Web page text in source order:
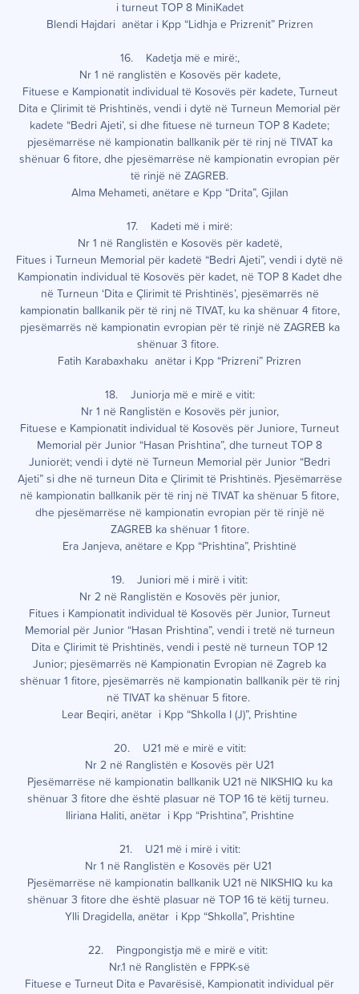
i turneut TOP 8 MiniKadet
Blendi Hajdari anëtar i Kpp “Lidhja e Prizrenit” Prizren
16. Kadetja më e mirë:,
Nr 1 në ranglistën e Kosovës për kadete,
Fituese e Kampionatit individual të Kosovës për kadete, Turneut
Dita e Çlirimit të Prishtinës, vendi i dytë në Turneun Memorial për
kadete “Bedri Ajeti’, si dhe fituese në turneun TOP 8 Kadete;
pjesëmarrëse në kampionatin ballkanik për të rinj në TIVAT ka
shënuar 6 fitore, dhe pjesëmarrëse në kampionatin evropian për
të rinjë në ZAGREB.
Alma Mehameti, anëtare e Kpp “Drita”, Gjilan
17. Kadeti më i mirë:
Nr 1 në Ranglistën e Kosovës për kadetë,
Fitues i Turneun Memorial për kadetë “Bedri Ajeti”, vendi i dytë në
Kampionatin individual të Kosovës për kadet, në TOP 8 Kadet dhe
në Turneun ‘Dita e Çlirimit të Prishtinës’, pjesëmarrës në
kampionatin ballkanik për të rinj në TIVAT, ku ka shënuar 4 fitore,
pjesëmarrës në kampionatin evropian për të rinjë në ZAGREB ka
shënuar 3 fitore.
Fatih Karabaxhaku anëtar i Kpp “Prizreni” Prizren
18. Juniorja më e mirë e vitit:
Nr 1 në Ranglistën e Kosovës për junior,
Fituese e Kampionatit individual të Kosovës për Juniore, Turneut
Memorial për Junior “Hasan Prishtina”, dhe turneut TOP 8
Juniorët; vendi i dytë në Turneun Memorial për Junior “Bedri
Ajeti” si dhe në turneun Dita e Çlirimit të Prishtinës. Pjesëmarrëse
në kampionatin ballkanik për të rinj në TIVAT ka shënuar 5 fitore,
dhe pjesëmarrëse në kampionatin evropian për të rinjë në
ZAGREB ka shënuar 1 fitore.
Era Janjeva, anëtare e Kpp “Prishtina”, Prishtinë
19. Juniori më i mirë i vitit:
Nr 2 në Ranglistën e Kosovës për junior,
Fitues i Kampionatit individual të Kosovës për Junior, Turneut
Memorial për Junior “Hasan Prishtina”, vendi i tretë në turneun
Dita e Çlirimit të Prishtinës, vendi i pestë në turneun TOP 12
Junior; pjesëmarrës në Kampionatin Evropian në Zagreb ka
shënuar 1 fitore, pjesëmarrës në kampionatin ballkanik për të rinj
në TIVAT ka shënuar 5 fitore.
Lear Beqiri, anëtar i Kpp “Shkolla I (J)”, Prishtine
20. U21 më e mirë e vitit:
Nr 2 në Ranglistën e Kosovës për U21
Pjesëmarrëse në kampionatin ballkanik U21 në NIKSHIQ ku ka
shënuar 3 fitore dhe është plasuar në TOP 16 të këtij turneu.
Iliriana Haliti, anëtar i Kpp “Prishtina”, Prishtine
21. U21 më i mirë i vitit:
Nr 1 në Ranglistën e Kosovës për U21
Pjesëmarrëse në kampionatin ballkanik U21 në NIKSHIQ ku ka
shënuar 3 fitore dhe është plasuar në TOP 16 të këtij turneu.
Ylli Dragidella, anëtar i Kpp “Shkolla”, Prishtine
22. Pingpongistja më e mirë e vitit:
Nr.1 në Ranglistën e FPPK-së
Fituese e Turneut Dita e Pavarësisë, Kampionatit individual për